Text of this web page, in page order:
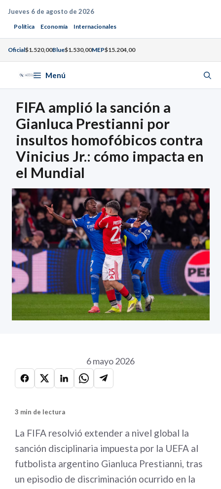
Saltar
contenido
Jueves 6 de agosto de 2026
Política Economía Internacionales
Oficial$1.520,00Blue$1.530,00MEP$15.204,00
Menú
FIFA amplió la sanción a
Gianluca Prestianni por
insultos homofóbicos contra
Vinicius Jr.: cómo impacta en
el Mundial
6 mayo 2026
3 min de lectura
La FIFA resolvió extender a nivel global la
sanción disciplinaria impuesta por la UEFA al
futbolista argentino Gianluca Prestianni, tras
un episodio de discriminación ocurrido en la